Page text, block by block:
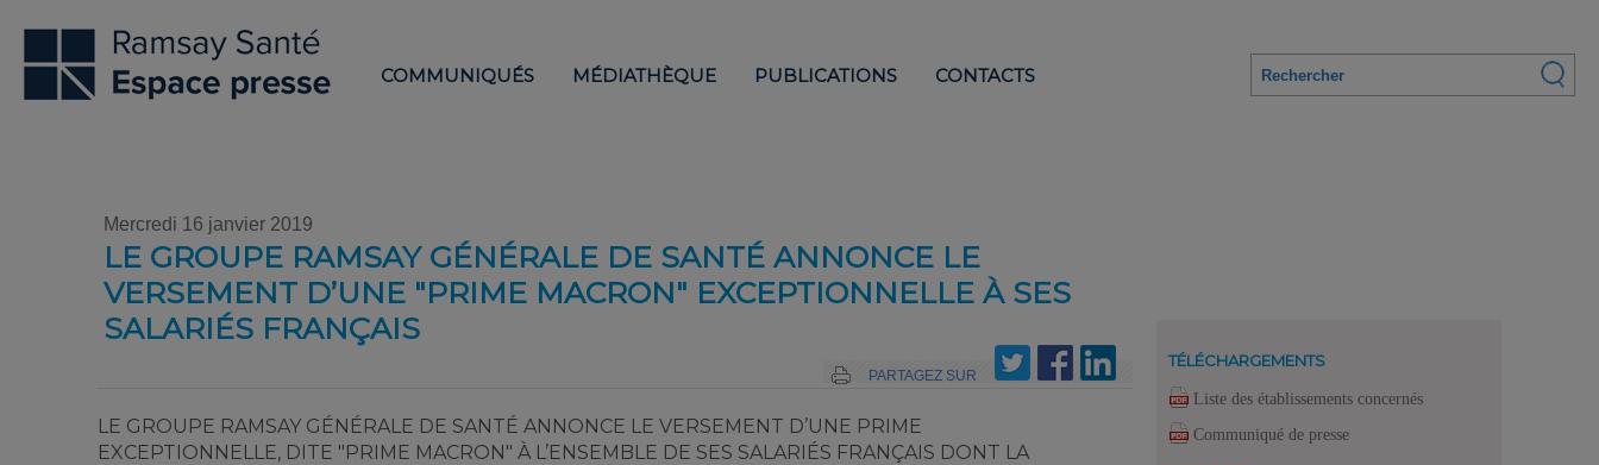
COMMUNIQUÉS MÉDIATHÈQUE PUBLICATIONS CONTACTS
Mercredi 16 janvier 2019
LE GROUPE RAMSAY GÉNÉRALE DE SANTÉ ANNONCE LE
VERSEMENT D’UNE "PRIME MACRON" EXCEPTIONNELLE À SES
SALARIÉS FRANÇAIS
PARTAGEZ SUR
LE GROUPE RAMSAY GÉNÉRALE DE SANTÉ ANNONCE LE VERSEMENT D’UNE PRIME
EXCEPTIONNELLE, DITE "PRIME MACRON" À L’ENSEMBLE DE SES SALARIÉS FRANÇAIS DONT LA
TÉLÉCHARGEMENTS
Liste des établissements concernés
Communiqué de presse